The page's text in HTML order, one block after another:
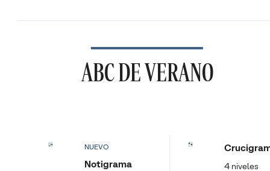
ABC DE VERANO
NUEVO
Notigrama 4 niveles